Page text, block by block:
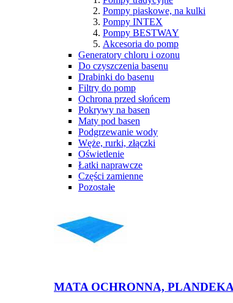
Pompy piaskowe, na kulki
Pompy INTEX
Pompy BESTWAY
Akcesoria do pomp
Generatory chloru i ozonu
Do czyszczenia basenu
Drabinki do basenu
Filtry do pomp
Ochrona przed słońcem
Pokrywy na basen
Maty pod basen
Podgrzewanie wody
Węże, rurki, złączki
Oświetlenie
Łatki naprawcze
Części zamienne
Pozostałe
MATA OCHRONNA,